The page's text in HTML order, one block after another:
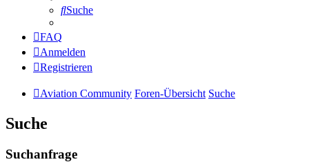
Suche
FAQ
Anmelden
Registrieren
Aviation Community Foren-Übersicht Suche
Suche
Suchanfrage